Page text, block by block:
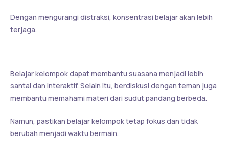
Dengan mengurangi distraksi, konsentrasi belajar akan lebih
terjaga.
Belajar kelompok dapat membantu suasana menjadi lebih
santai dan interaktif. Selain itu, berdiskusi dengan teman juga
membantu memahami materi dari sudut pandang berbeda.
Namun, pastikan belajar kelompok tetap fokus dan tidak
berubah menjadi waktu bermain.